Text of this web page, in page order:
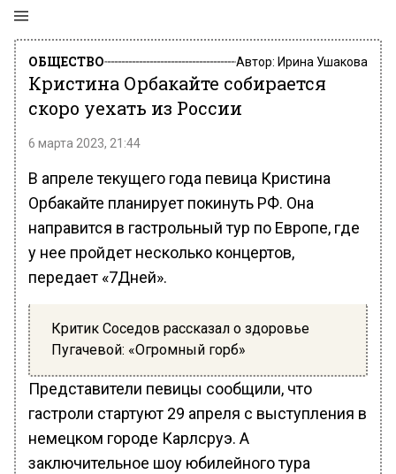
ОБЩЕСТВО Автор: Ирина Ушакова
Кристина Орбакайте собирается
скоро уехать из России
6 марта 2023, 21:44
В апреле текущего года певица Кристина
Орбакайте планирует покинуть РФ. Она
направится в гастрольный тур по Европе, где
у нее пройдет несколько концертов,
передает «7Дней».
Критик Соседов рассказал о здоровье
Пугачевой: «Огромный горб»
Представители певицы сообщили, что
гастроли стартуют 29 апреля с выступления в
немецком городе Карлсруэ. А
заключительное шоу юбилейного тура